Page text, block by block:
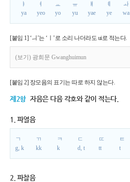
ㅑ
ya
ㅕ
yeo
ㅛ
yo
ㅠ
yu
ㅒ
yae
ㅖ
ye
ㅘ
wa
[붙임 1] ‘ㅢ’는 ‘ㅣ’로 소리 나더라도 ui로 적는다.
(보기) 광희문 Gwanghuimun
[붙임 2] 장모음의 표기는 따로 하지 않는다.
제2항 자음은 다음 각호와 같이 적는다.
1. 파열음
ㄱ
g, k
ㄲ
kk
ㅋ
k
ㄷ
d, t
ㄸ
tt
ㅌ
t
2. 파찰음